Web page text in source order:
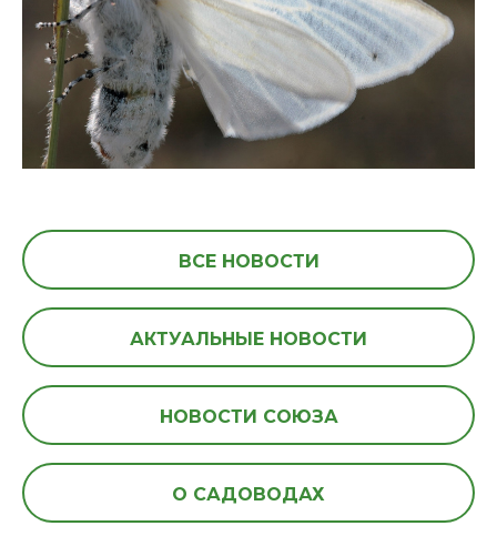
ВСЕ НОВОСТИ
АКТУАЛЬНЫЕ НОВОСТИ
НОВОСТИ СОЮЗА
О САДОВОДАХ